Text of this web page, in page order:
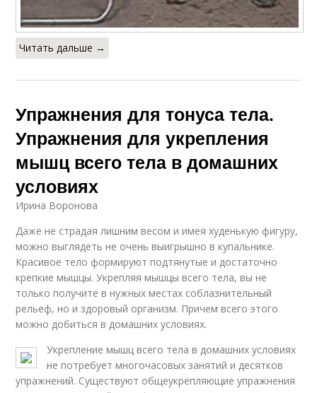
Читать дальше →
Упражнения для тонуса тела.
Упражнения для укрепления
мышц всего тела в домашних
условиях
Ирина Воронова
Даже не страдая лишним весом и имея худенькую фигуру,
можно выглядеть не очень выигрышно в купальнике.
Красивое тело формируют подтянутые и достаточно
крепкие мышцы. Укрепляя мышцы всего тела, вы не
только получите в нужных местах соблазнительный
рельеф, но и здоровый организм. Причем всего этого
можно добиться в домашних условиях.
Укрепление мышц всего тела в домашних условиях
не потребует многочасовых занятий и десятков
упражнений. Существуют общеукрепляющие упражнения